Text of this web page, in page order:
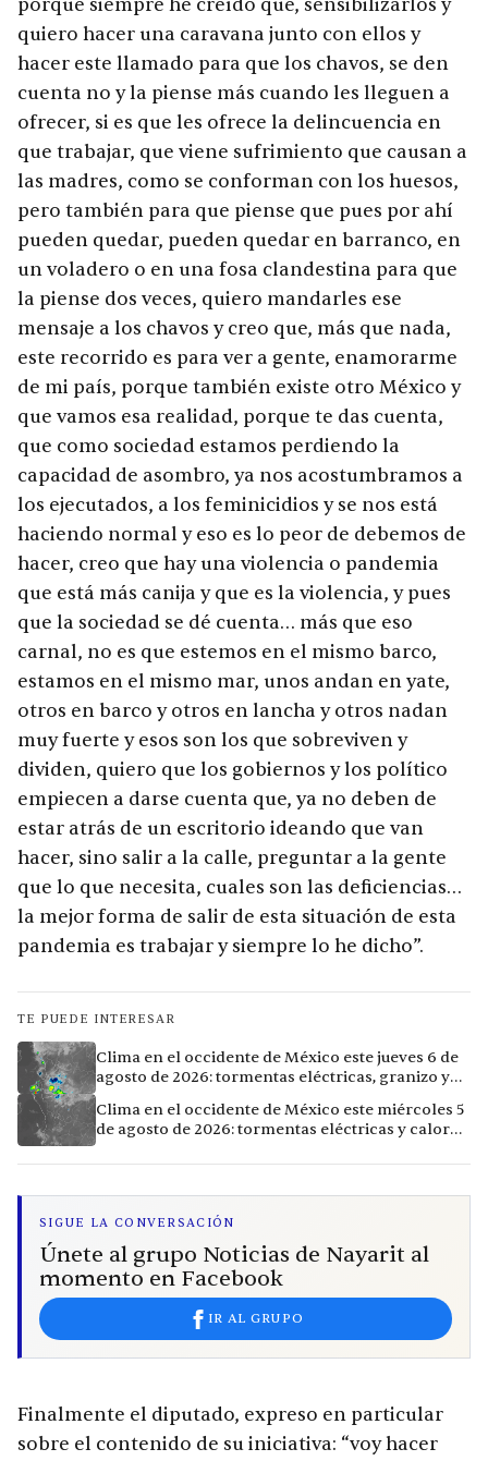
porque siempre he creído que, sensibilizarlos y
quiero hacer una caravana junto con ellos y
hacer este llamado para que los chavos, se den
cuenta no y la piense más cuando les lleguen a
ofrecer, si es que les ofrece la delincuencia en
que trabajar, que viene sufrimiento que causan a
las madres, como se conforman con los huesos,
pero también para que piense que pues por ahí
pueden quedar, pueden quedar en barranco, en
un voladero o en una fosa clandestina para que
la piense dos veces, quiero mandarles ese
mensaje a los chavos y creo que, más que nada,
este recorrido es para ver a gente, enamorarme
de mi país, porque también existe otro México y
que vamos esa realidad, porque te das cuenta,
que como sociedad estamos perdiendo la
capacidad de asombro, ya nos acostumbramos a
los ejecutados, a los feminicidios y se nos está
haciendo normal y eso es lo peor de debemos de
hacer, creo que hay una violencia o pandemia
que está más canija y que es la violencia, y pues
que la sociedad se dé cuenta… más que eso
carnal, no es que estemos en el mismo barco,
estamos en el mismo mar, unos andan en yate,
otros en barco y otros en lancha y otros nadan
muy fuerte y esos son los que sobreviven y
dividen, quiero que los gobiernos y los político
empiecen a darse cuenta que, ya no deben de
estar atrás de un escritorio ideando que van
hacer, sino salir a la calle, preguntar a la gente
que lo que necesita, cuales son las deficiencias…
la mejor forma de salir de esta situación de esta
pandemia es trabajar y siempre lo he dicho”.
TE PUEDE INTERESAR
Clima en el occidente de México este jueves 6 de
agosto de 2026: tormentas eléctricas, granizo y
Clima en el occidente de México este miércoles 5
de agosto de 2026: tormentas eléctricas y calor
SIGUE LA CONVERSACIÓN
Únete al grupo Noticias de Nayarit al
momento en Facebook
IR AL GRUPO
Finalmente el diputado, expreso en particular
sobre el contenido de su iniciativa: “voy hacer